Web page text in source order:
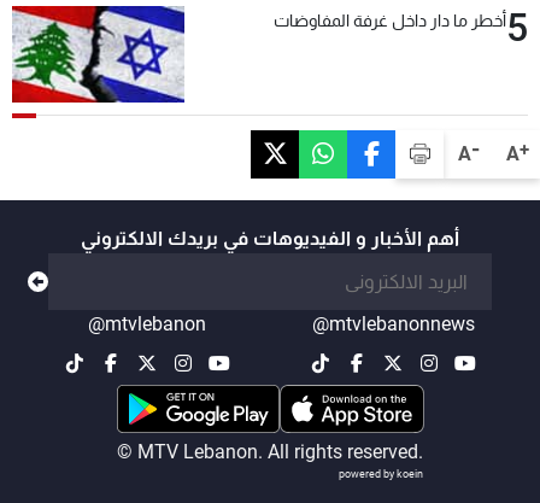
A+
A-
5أخطر ما دار داخل غرفة المفاوضات
أهم الأخبار و الفيديوهات في بريدك الالكتروني
@mtvlebanonnews
@mtvlebanon
© MTV Lebanon. All rights reserved.
powered by koein